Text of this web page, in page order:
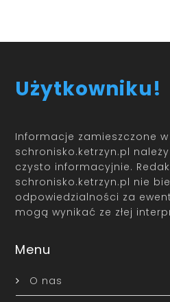
Użytkowniku!
Informacje zamieszczone
schronisko.ketrzyn.pl
czysto informacyjnie.
schronisko.ketrzyn.pl nie
odpowiedzialności za
mogą wynikać ze złej
Menu
O nas